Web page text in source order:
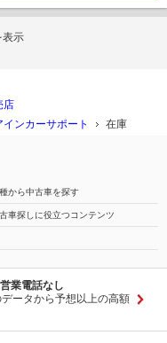
表示
店
ンカーサポート 在庫
から中古車を探す
車探しに役立つコンテンツ
業電話なし
ータから予想以上の高額